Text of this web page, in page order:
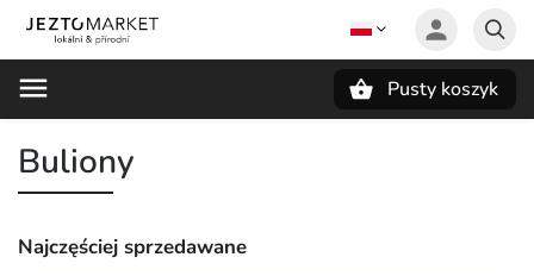
Pusty koszyk
Buliony
Najczęściej sprzedawane